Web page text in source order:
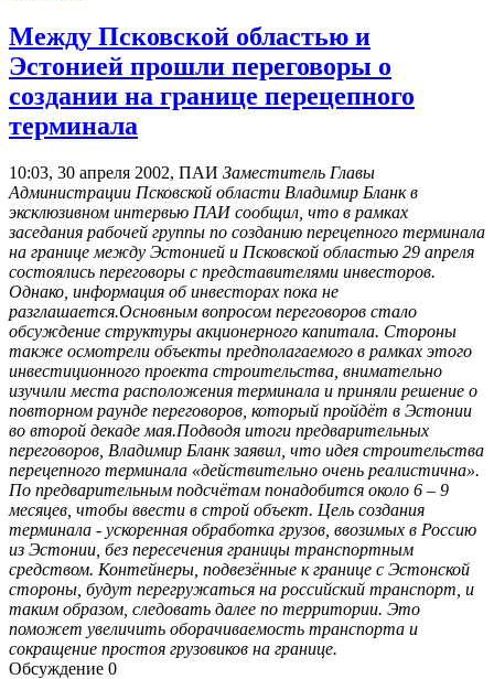
Между Псковской областью и
Эстонией прошли переговоры о
создании на границе перецепного
терминала
10:03, 30 апреля 2002, ПАИ Заместитель Главы
Администрации Псковской области Владимир Бланк в
эксклюзивном интервью ПАИ сообщил, что в рамках
заседания рабочей группы по созданию перецепного терминала
на границе между Эстонией и Псковской областью 29 апреля
состоялись переговоры с представителями инвесторов.
Однако, информация об инвесторах пока не
разглашается.Основным вопросом переговоров стало
обсуждение структуры акционерного капитала. Стороны
также осмотрели объекты предполагаемого в рамках этого
инвестиционного проекта строительства, внимательно
изучили места расположения терминала и приняли решение о
повторном раунде переговоров, который пройдёт в Эстонии
во второй декаде мая.Подводя итоги предварительных
переговоров, Владимир Бланк заявил, что идея строительства
перецепного терминала «действительно очень реалистична».
По предварительным подсчётам понадобится около 6 – 9
месяцев, чтобы ввести в строй объект. Цель создания
терминала - ускоренная обработка грузов, ввозимых в Россию
из Эстонии, без пересечения границы транспортным
средством. Контейнеры, подвезённые к границе с Эстонской
стороны, будут перегружаться на российский транспорт, и
таким образом, следовать далее по территории. Это
поможет увеличить оборачиваемость транспорта и
сокращение простоя грузовиков на границе.
Обсуждение 0